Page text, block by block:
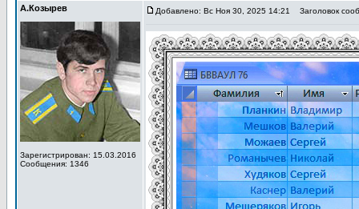
А.Козырев
Зарегистрирован: 15.03.2016
Сообщения: 1346
Добавлено: Вс Ноя 30, 2025 14:21 Заголовок